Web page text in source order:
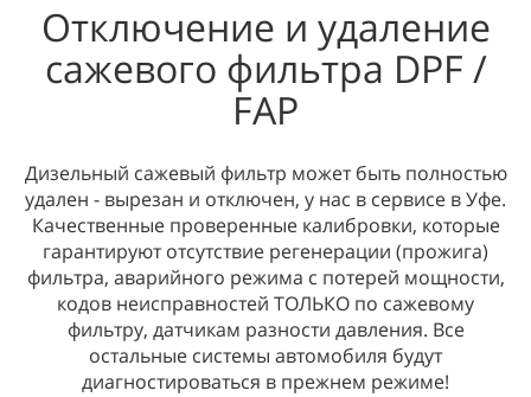
Отключение и удаление
сажевого фильтра DPF /
FAP
Дизельный сажевый фильтр может быть полностью
удален - вырезан и отключен, у нас в сервисе в Уфе.
Качественные проверенные калибровки, которые
гарантируют отсутствие регенерации (прожига)
фильтра, аварийного режима с потерей мощности,
кодов неисправностей ТОЛЬКО по сажевому
фильтру, датчикам разности давления. Все
остальные системы автомобиля будут
диагностироваться в прежнем режиме!